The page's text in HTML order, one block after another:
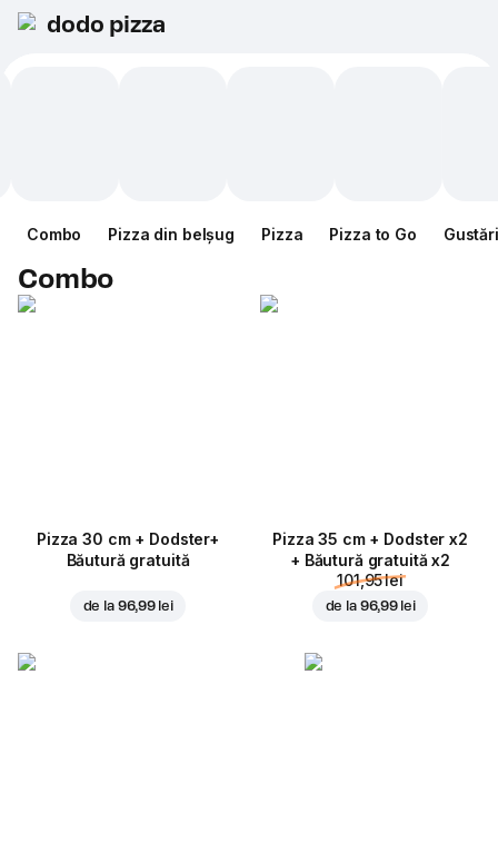
dodo pizza
Combo Pizza din belșug Pizza Pizza to Go Gustări
Combo
Pizza 30 cm + Dodster+
Băutură gratuită
de la 96,99 lei
Pizza 35 cm + Dodster x2
+ Băutură gratuită x2
101,95 lei
de la 96,99 lei